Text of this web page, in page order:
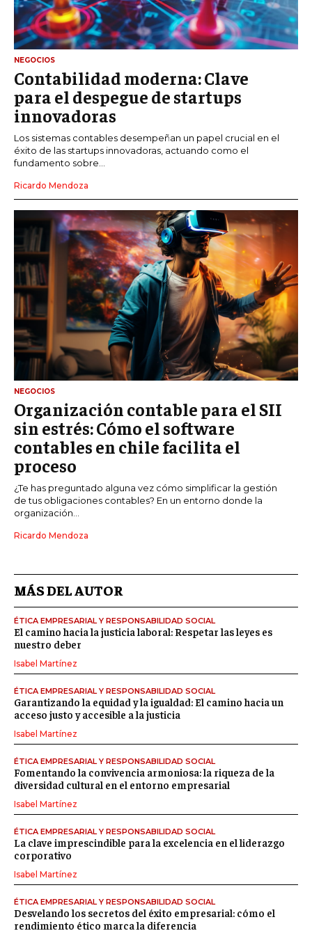
NEGOCIOS
Contabilidad moderna: Clave
para el despegue de startups
innovadoras
Los sistemas contables desempeñan un papel crucial en el
éxito de las startups innovadoras, actuando como el
fundamento sobre...
Ricardo Mendoza
NEGOCIOS
Organización contable para el SII
sin estrés: Cómo el software
contables en chile facilita el
proceso
¿Te has preguntado alguna vez cómo simplificar la gestión
de tus obligaciones contables? En un entorno donde la
organización...
Ricardo Mendoza
MÁS DEL AUTOR
ÉTICA EMPRESARIAL Y RESPONSABILIDAD SOCIAL
El camino hacia la justicia laboral: Respetar las leyes es
nuestro deber
Isabel Martínez
ÉTICA EMPRESARIAL Y RESPONSABILIDAD SOCIAL
Garantizando la equidad y la igualdad: El camino hacia un
acceso justo y accesible a la justicia
Isabel Martínez
ÉTICA EMPRESARIAL Y RESPONSABILIDAD SOCIAL
Fomentando la convivencia armoniosa: la riqueza de la
diversidad cultural en el entorno empresarial
Isabel Martínez
ÉTICA EMPRESARIAL Y RESPONSABILIDAD SOCIAL
La clave imprescindible para la excelencia en el liderazgo
corporativo
Isabel Martínez
ÉTICA EMPRESARIAL Y RESPONSABILIDAD SOCIAL
Desvelando los secretos del éxito empresarial: cómo el
rendimiento ético marca la diferencia